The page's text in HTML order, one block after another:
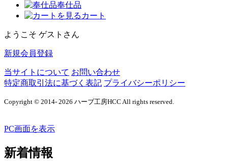
奉仕品
カート
ようこそ ゲストさん
新規会員登録
当サイトについて お問い合わせ
特定商取引法に基づく表記 プライバシーポリシー
Copyright © 2014- 2026 ハーブ工房HCC All rights reserved.
PC画面を表示
新着情報